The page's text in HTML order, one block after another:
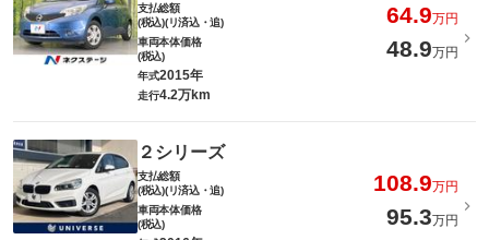
支払総額
(税込)(リ済込・追)
64.9万円
車両本体価格
(税込)
48.9万円
年式2015年
走行4.2万km
２シリーズ
支払総額
(税込)(リ済込・追)
108.9万円
車両本体価格
(税込)
95.3万円